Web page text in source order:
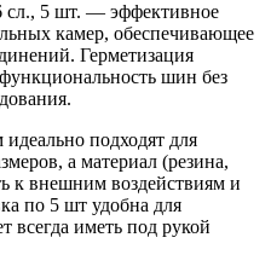
сл., 5 шт. — эффективное
камер, обеспечивающее
Герметизация
шин без
подходят для
а материал (резина,
к внешним воздействиям и
по 5 шт удобна для
всегда иметь под рукой